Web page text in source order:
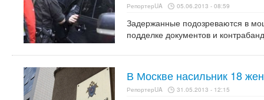
РепортерUA 05.06.2013 - 08:59
Задержанные подозреваются в
подделке документов и
В Москве насильник 18
РепортерUA 31.05.2013 - 12:15